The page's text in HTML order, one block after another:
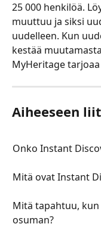
25 000 henkilöä.
muuttuu ja siksi
uudelleen. Kun
kestää
MyHeritage
Aiheeseen
Onko Instant
Mitä ovat Instant
Mitä tapahtuu, kun
osuman?